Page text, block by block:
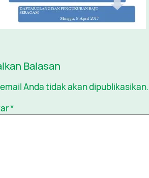
Balasan
Anda tidak akan dipublikasikan.
*